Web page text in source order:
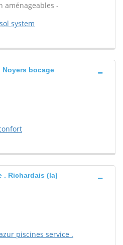
aménageables -
system
Noyers bocage
. Richardais (la)
piscines service .